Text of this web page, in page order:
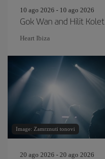
10 ago 2026 - 10 ago 2026
Gok Wan and Hilit Kolet
Heart Ibiza
Image: Zamrznuti tonovi
20 ago 2026 - 20 ago 2026